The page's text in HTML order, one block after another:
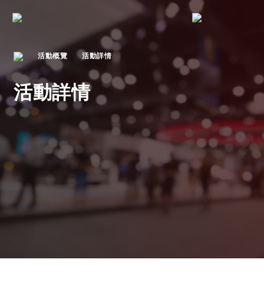
活動概覽 活動詳情
活動詳情